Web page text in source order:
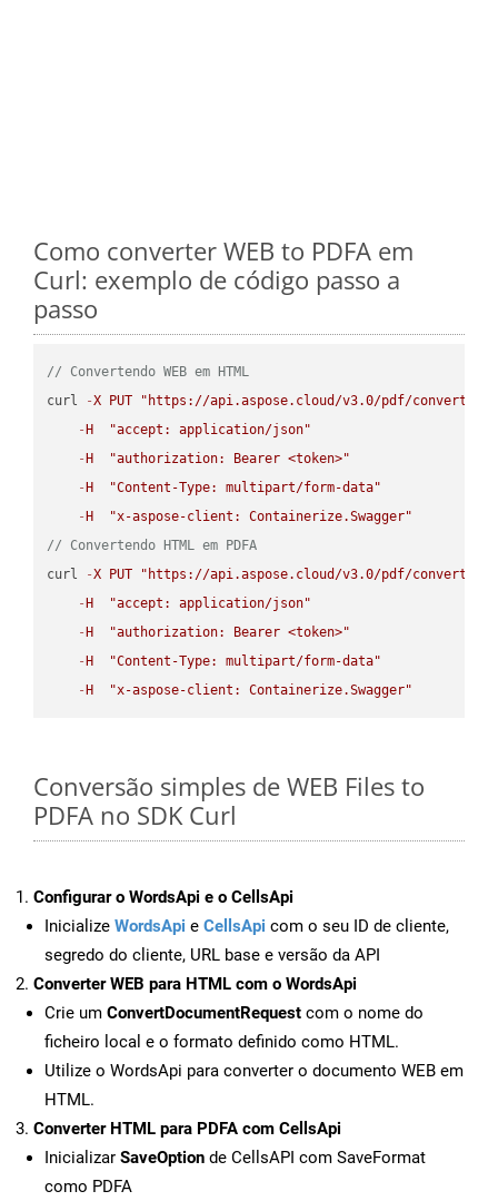
Como converter WEB to PDFA em
Curl: exemplo de código passo a
passo
// Convertendo WEB em HTML
curl
-X PUT
"https://api.aspose.cloud/v3.0/pdf/convert/
- H
"accept: application/json"
- H
"authorization: Bearer <token>"
- H
"Content-Type: multipart/form-data"
- H
"x-aspose-client: Containerize.Swagger"
// Convertendo HTML em PDFA
curl
-X PUT
"https://api.aspose.cloud/v3.0/pdf/convert/
- H
"accept: application/json"
- H
"authorization: Bearer <token>"
- H
"Content-Type: multipart/form-data"
- H "x-aspose-client: Containerize.Swagger"
Conversão simples de WEB Files to
PDFA no SDK Curl
Configurar o WordsApi e o CellsApi
Inicialize WordsApi e CellsApi com o seu ID de cliente,
segredo do cliente, URL base e versão da API
Converter WEB para HTML com o WordsApi
Crie um ConvertDocumentRequest com o nome do
ficheiro local e o formato definido como HTML.
Utilize o WordsApi para converter o documento WEB em
HTML.
Converter HTML para PDFA com CellsApi
Inicializar SaveOption de CellsAPI com SaveFormat
como PDFA